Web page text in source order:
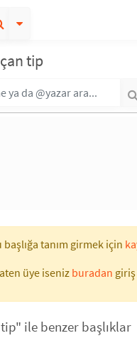
tip
başlığa tanım girmek için
üye isenizburadan
tip" ile benzer başlıklar